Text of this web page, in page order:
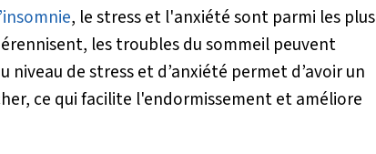
, le stress et l'anxiété sont parmi les plus
les troubles du sommeil peuvent
de stress et d’anxiété permet d’avoir un
ce qui facilite l'endormissement et améliore